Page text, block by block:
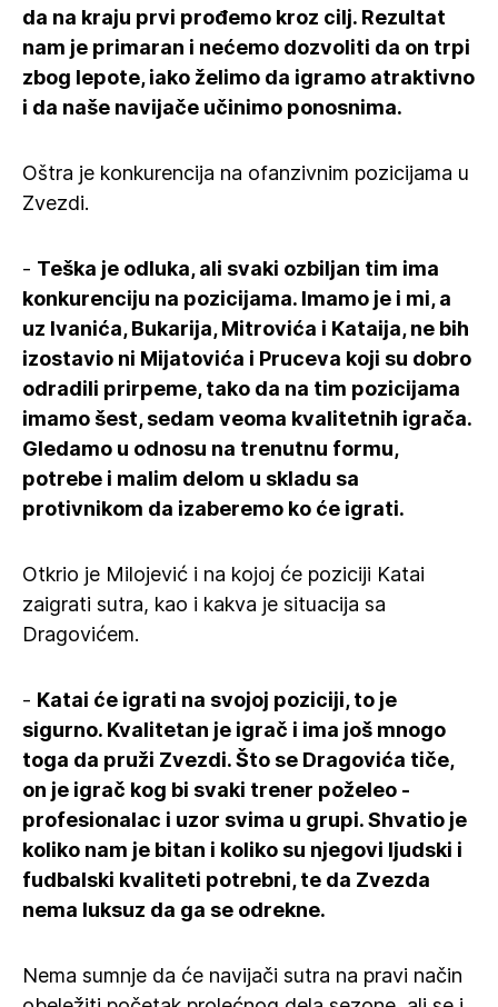
da na kraju prvi prođemo kroz cilj. Rezultat
nam je primaran i nećemo dozvoliti da on trpi
zbog lepote, iako želimo da igramo atraktivno
i da naše navijače učinimo ponosnima.
Oštra je konkurencija na ofanzivnim pozicijama u
Zvezdi.
- Teška je odluka, ali svaki ozbiljan tim ima
konkurenciju na pozicijama. Imamo je i mi, a
uz Ivanića, Bukarija, Mitrovića i Kataija, ne bih
izostavio ni Mijatovića i Pruceva koji su dobro
odradili prirpeme, tako da na tim pozicijama
imamo šest, sedam veoma kvalitetnih igrača.
Gledamo u odnosu na trenutnu formu,
potrebe i malim delom u skladu sa
protivnikom da izaberemo ko će igrati.
Otkrio je Milojević i na kojoj će poziciji Katai
zaigrati sutra, kao i kakva je situacija sa
Dragovićem.
- Katai će igrati na svojoj poziciji, to je
sigurno. Kvalitetan je igrač i ima još mnogo
toga da pruži Zvezdi. Što se Dragovića tiče,
on je igrač kog bi svaki trener poželeo -
profesionalac i uzor svima u grupi. Shvatio je
koliko nam je bitan i koliko su njegovi ljudski i
fudbalski kvaliteti potrebni, te da Zvezda
nema luksuz da ga se odrekne.
Nema sumnje da će navijači sutra na pravi način